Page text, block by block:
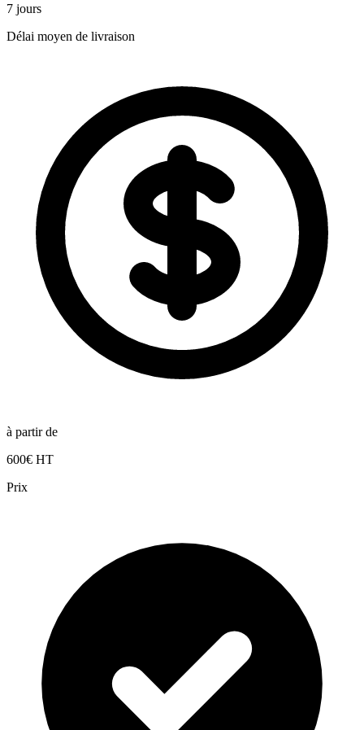
7 jours
Délai moyen de livraison
à partir de
600€ HT
Prix